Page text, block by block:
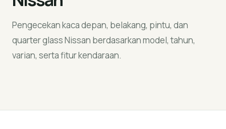
Pengecekan kaca depan, belakang, pintu, dan
quarter glass Nissan berdasarkan model, tahun,
varian, serta fitur kendaraan.